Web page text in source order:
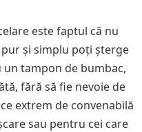
este faptul că nu
și simplu poți șterge
tampon de bumbac,
fără să fie nevoie de
extrem de convenabilă
sau pentru cei care